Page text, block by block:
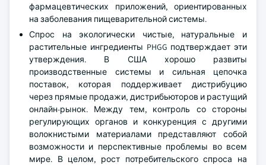
фармацевтических приложений, ориентированных
на заболевания пищеварительной системы.
Спрос на экологически чистые, натуральные и
растительные ингредиенты PHGG подтверждает эти
утверждения. В США хорошо развиты
производственные системы и сильная цепочка
поставок, которая поддерживает дистрибуцию
через прямые продажи, дистрибьюторов и растущий
онлайн-рынок. Между тем, контроль со стороны
регулирующих органов и конкуренция с другими
волокнистыми материалами представляют собой
возможности и перспективные проблемы во всем
мире. В целом, рост потребительского спроса на